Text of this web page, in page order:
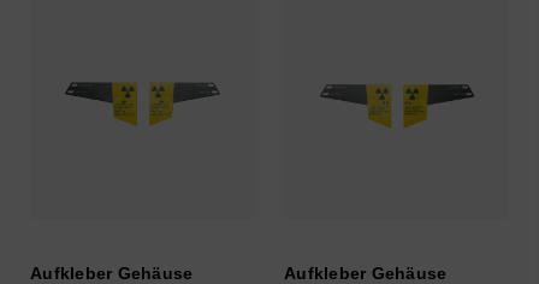
Aufkleber Gehäuse
Aufkleber Gehäuse